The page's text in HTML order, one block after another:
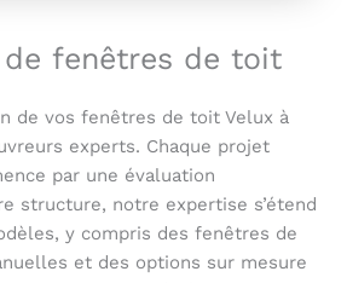
fenêtres de toit
de vos fenêtres de toit Velux à
experts. Chaque projet
par une évaluation
structure, notre expertise s’étend
y compris des fenêtres de
et des options sur mesure